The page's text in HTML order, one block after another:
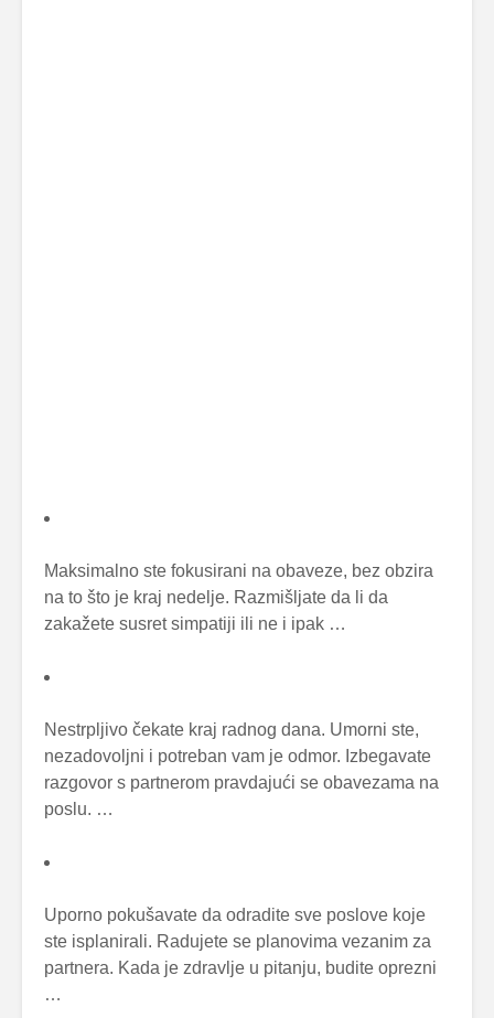
Maksimalno ste fokusirani na obaveze, bez obzira
na to što je kraj nedelje. Razmišljate da li da
zakažete susret simpatiji ili ne i ipak …
Nestrpljivo čekate kraj radnog dana. Umorni ste,
nezadovoljni i potreban vam je odmor. Izbegavate
razgovor s partnerom pravdajući se obavezama na
poslu. …
Uporno pokušavate da odradite sve poslove koje
ste isplanirali. Radujete se planovima vezanim za
partnera. Kada je zdravlje u pitanju, budite oprezni
…